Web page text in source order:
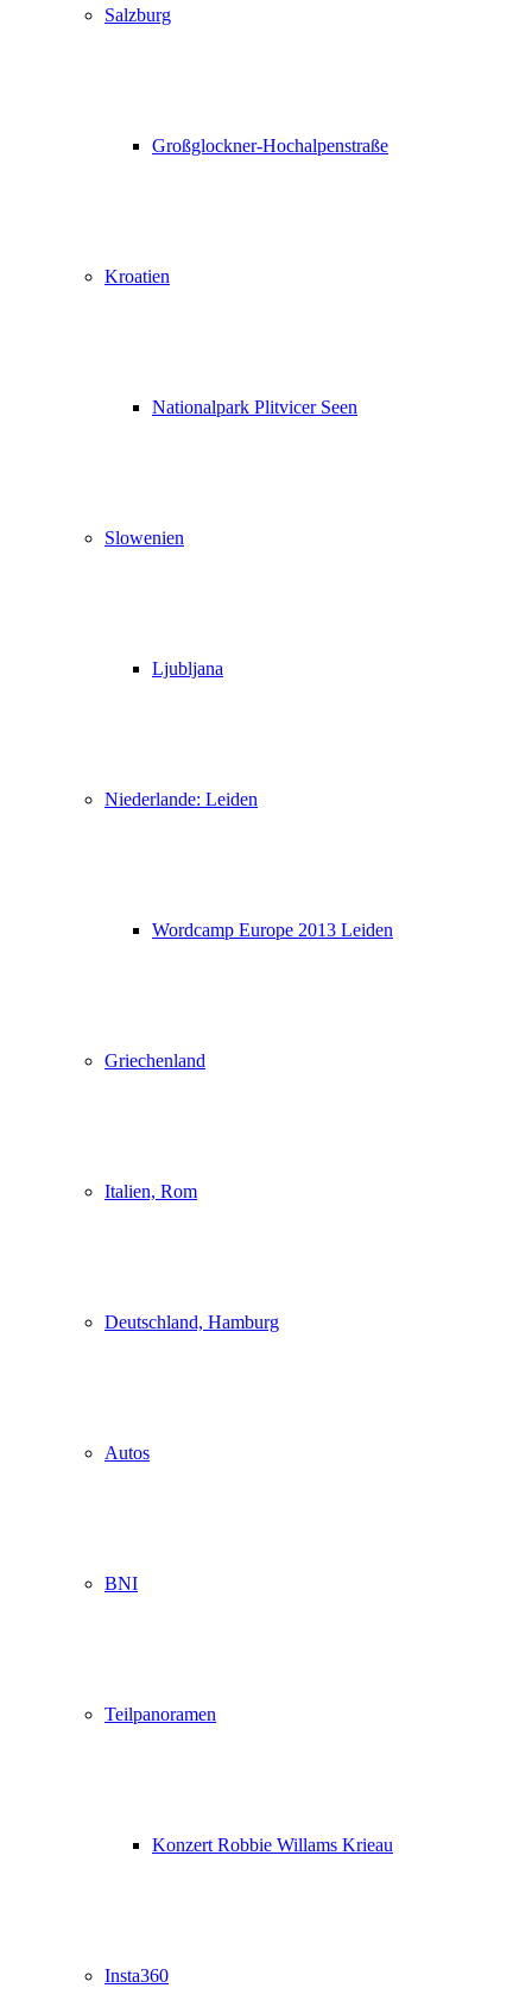
Salzburg
Großglockner-Hochalpenstraße
Kroatien
Nationalpark Plitvicer Seen
Slowenien
Ljubljana
Niederlande: Leiden
Wordcamp Europe 2013 Leiden
Griechenland
Italien, Rom
Deutschland, Hamburg
Autos
BNI
Teilpanoramen
Konzert Robbie Willams Krieau
Insta360